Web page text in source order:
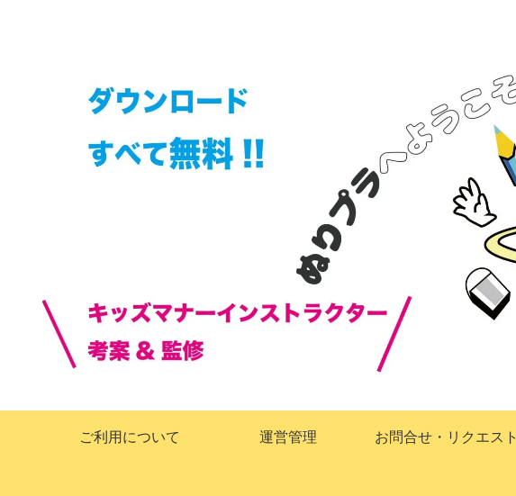
ご利用について 運営管理 お問合せ・リクエスト